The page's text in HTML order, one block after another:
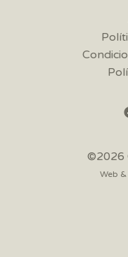
©2026
Web &